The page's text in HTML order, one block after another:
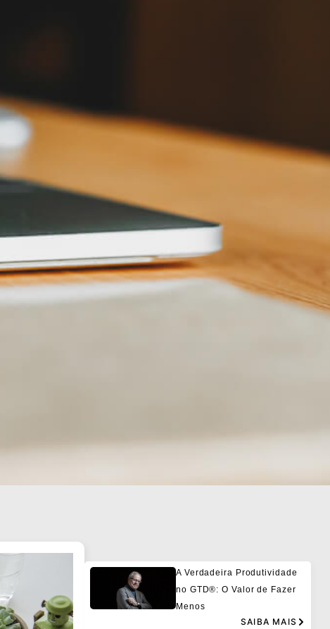
A Verdadeira Produtividade
no GTD®: O Valor de Fazer
Menos
SAIBA MAIS